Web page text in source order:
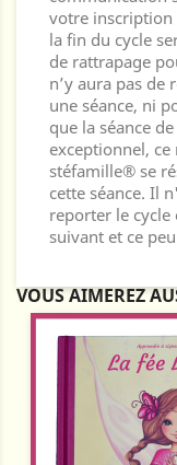
votre inscription
la fin du cycle
de rattrapage
n’y aura pas
une séance, ni
que la séance
exceptionnel, ce
stéfamille® se
cette séance. Il
reporter le cycle
suivant et ce
VOUS AIMEREZ